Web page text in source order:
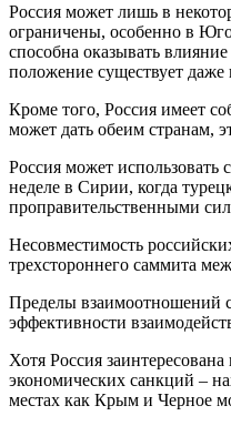
Россия может лишь в
ограничены, особенно в
способна оказывать
положение существует
Кроме того, Россия имеет
может дать обеим странам,
Россия может использовать
неделе в Сирии, когда
проправительственными
Несовместимость
трехстороннего саммита
Пределы взаимоотношений
эффективности
Хотя Россия
экономических санкций –
местах как Крым и Черное